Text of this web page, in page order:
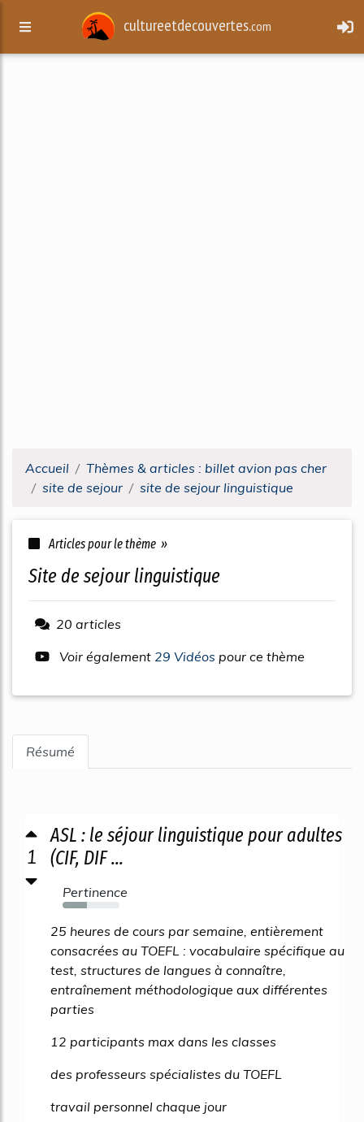
cultureetdecouvertes.com
Accueil
Thèmes & articles : billet avion pas cher
site de sejour
site de sejour linguistique
Articles pour le thème »
site de sejour linguistique
20 articles
Voir également 29 Vidéos pour ce thème
Résumé
1
ASL : le séjour linguistique pour adultes
(CIF, DIF ...
Pertinence
43%
25 heures de cours par semaine, entièrement
consacrées au TOEFL : vocabulaire spécifique au
test, structures de langues à connaître,
entraînement méthodologique aux différentes
parties
12 participants max dans les classes
des professeurs spécialistes du TOEFL
travail personnel chaque jour